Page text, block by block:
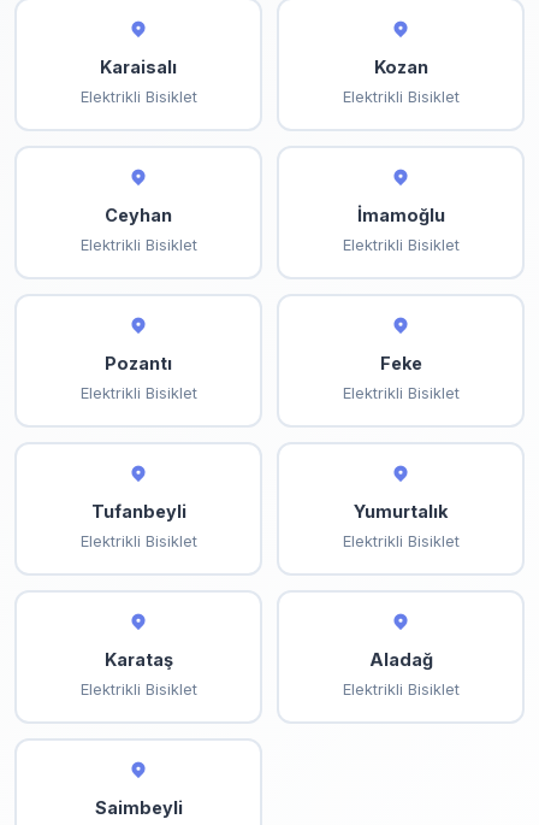
Karaisalı
Elektrikli Bisiklet
Kozan
Elektrikli Bisiklet
Ceyhan
Elektrikli Bisiklet
İmamoğlu
Elektrikli Bisiklet
Pozantı
Elektrikli Bisiklet
Feke
Elektrikli Bisiklet
Tufanbeyli
Elektrikli Bisiklet
Yumurtalık
Elektrikli Bisiklet
Karataş
Elektrikli Bisiklet
Aladağ
Elektrikli Bisiklet
Saimbeyli